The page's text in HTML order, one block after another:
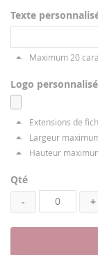
Texte
Maximum 20
Logo personnalisé
Extensions de
Largeur
Hauteur
Qté
-
+